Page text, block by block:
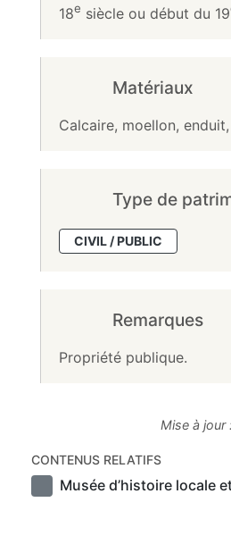
18e siècle ou début du 19
Matériaux
Calcaire, moellon,
Type de
CIVIL / PUBLIC
Remarques
Propriété publique.
Mise à jour
CONTENUS RELATIFS